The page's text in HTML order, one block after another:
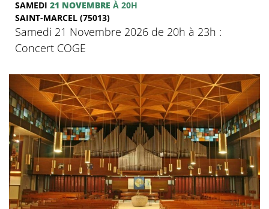
SAMEDI 21 NOVEMBRE À 20H
SAINT-MARCEL (75013)
Samedi 21 Novembre 2026 de 20h à 23h :
Concert COGE